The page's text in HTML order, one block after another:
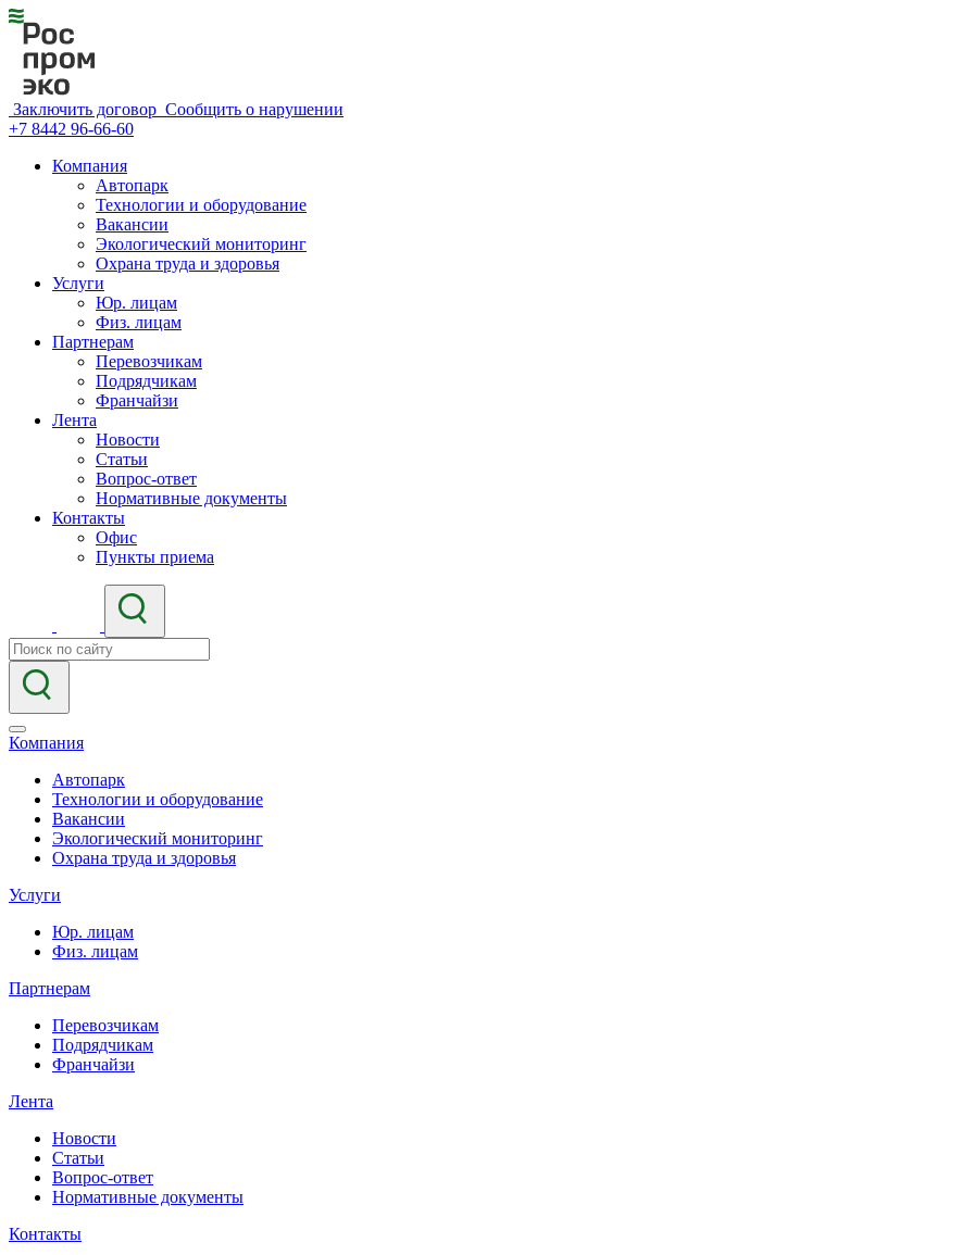
Заключить договор Сообщить о нарушении
+7 8442 96-66-60
Компания
Автопарк
Технологии и оборудование
Вакансии
Экологический мониторинг
Охрана труда и здоровья
Услуги
Юр. лицам
Физ. лицам
Партнерам
Перевозчикам
Подрядчикам
Франчайзи
Лента
Новости
Статьи
Вопрос-ответ
Нормативные документы
Контакты
Офис
Пункты приема
Компания
Автопарк
Технологии и оборудование
Вакансии
Экологический мониторинг
Охрана труда и здоровья
Услуги
Юр. лицам
Физ. лицам
Партнерам
Перевозчикам
Подрядчикам
Франчайзи
Лента
Новости
Статьи
Вопрос-ответ
Нормативные документы
Контакты